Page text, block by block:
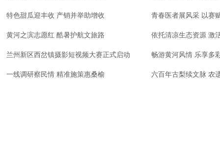
特色甜瓜迎丰收 产销并举助增收 青春医者展风采 以赛
黄河之滨志愿红 酷暑护航文旅路 依托清凉生态资源 激
兰州新区西岔镇摄影短视频大赛正式启动 畅游黄河风情 乐享多
一线调研察民情 精准施策惠桑榆 六百年古梨续文脉 农